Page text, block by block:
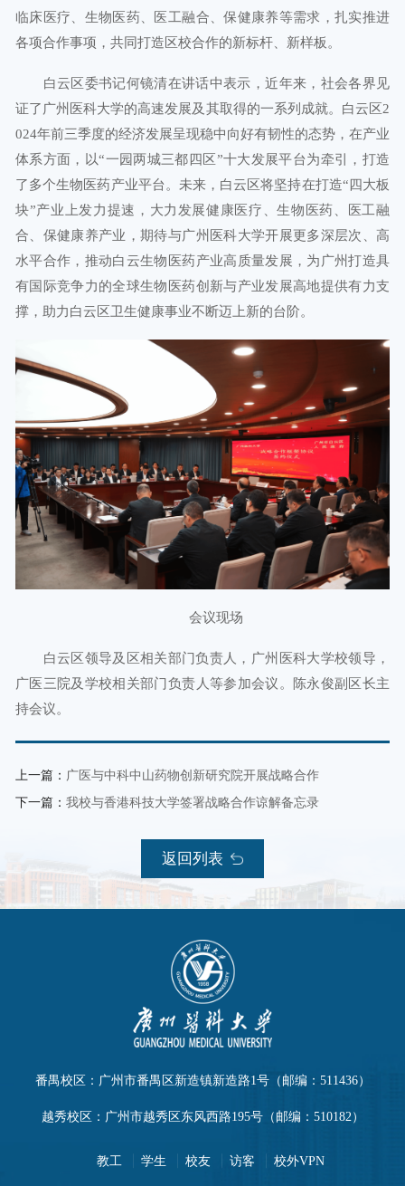
临床医疗、生物医药、医工融合、保健康养等需求，扎实推进
各项合作事项，共同打造区校合作的新标杆、新样板。
白云区委书记何镜清在讲话中表示，近年来，社会各界见
证了广州医科大学的高速发展及其取得的一系列成就。白云区2
024年前三季度的经济发展呈现稳中向好有韧性的态势，在产业
体系方面，以“一园两城三都四区”十大发展平台为牵引，打造
了多个生物医药产业平台。未来，白云区将坚持在打造“四大板
块”产业上发力提速，大力发展健康医疗、生物医药、医工融
合、保健康养产业，期待与广州医科大学开展更多深层次、高
水平合作，推动白云生物医药产业高质量发展，为广州打造具
有国际竞争力的全球生物医药创新与产业发展高地提供有力支
撑，助力白云区卫生健康事业不断迈上新的台阶。
会议现场
白云区领导及区相关部门负责人，广州医科大学校领导，
广医三院及学校相关部门负责人等参加会议。陈永俊副区长主
持会议。
上一篇： 广医与中科中山药物创新研究院开展战略合作
下一篇： 我校与香港科技大学签署战略合作谅解备忘录
返回列表
番禺校区：广州市番禺区新造镇新造路1号（邮编：511436）
越秀校区：广州市越秀区东风西路195号（邮编：510182）
教工 学生 校友 访客 校外VPN